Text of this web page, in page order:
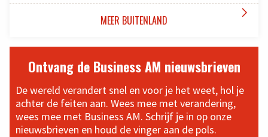
MEER BUITENLAND 
Ontvang de Business AM nieuwsbrieven
De wereld verandert snel en voor je het weet, hol je
achter de feiten aan. Wees mee met verandering,
wees mee met Business AM. Schrijf je in op onze
nieuwsbrieven en houd de vinger aan de pols.